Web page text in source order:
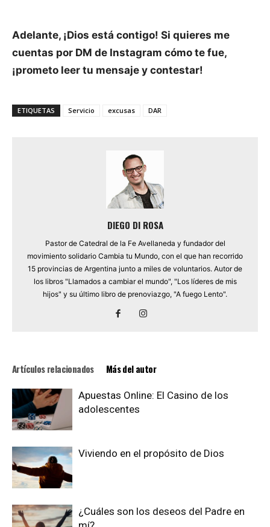
Adelante, ¡Dios está contigo! Si quieres me
cuentas por DM de Instagram cómo te fue,
¡prometo leer tu mensaje y contestar!
ETIQUETAS Servicio excusas DAR
DIEGO DI ROSA
Pastor de Catedral de la Fe Avellaneda y fundador del
movimiento solidario Cambia tu Mundo, con el que han recorrido
15 provincias de Argentina junto a miles de voluntarios. Autor de
los libros "Llamados a cambiar el mundo", "Los líderes de mis
hijos" y su último libro de prenoviazgo, "A fuego Lento".
Artículos relacionados Más del autor
Apuestas Online: El Casino de los
adolescentes
Viviendo en el propósito de Dios
¿Cuáles son los deseos del Padre en